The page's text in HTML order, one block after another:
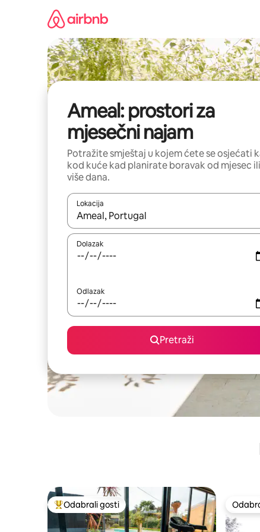
Ameal: prostori za
mjesečni najam
Potražite smještaj u kojem ćete se osjećati
kod kuće kad planirate boravak od mjesec ili
više dana.
Lokacija
Kada budu dostupni rezultati, moći ćete ih
Dolazak
Odlazak
Pretraži
Među najviše rangiranima s oznakom „Odabrali
Odabrali gosti